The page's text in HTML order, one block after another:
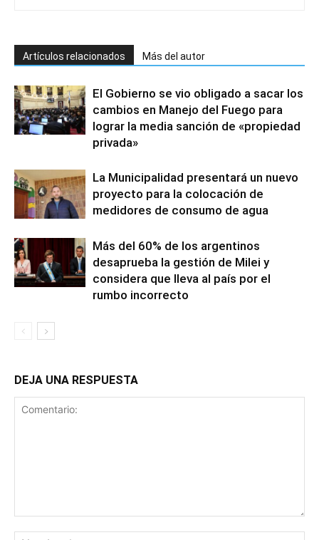
Artículos relacionados Más del autor
El Gobierno se vio obligado a sacar los
cambios en Manejo del Fuego para
lograr la media sanción de «propiedad
privada»
La Municipalidad presentará un nuevo
proyecto para la colocación de
medidores de consumo de agua
Más del 60% de los argentinos
desaprueba la gestión de Milei y
considera que lleva al país por el
rumbo incorrecto
DEJA UNA RESPUESTA